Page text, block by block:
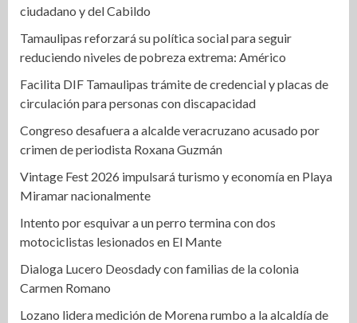
ciudadano y del Cabildo
Tamaulipas reforzará su política social para seguir
reduciendo niveles de pobreza extrema: Américo
Facilita DIF Tamaulipas trámite de credencial y placas de
circulación para personas con discapacidad
Congreso desafuera a alcalde veracruzano acusado por
crimen de periodista Roxana Guzmán
Vintage Fest 2026 impulsará turismo y economía en Playa
Miramar nacionalmente
Intento por esquivar a un perro termina con dos
motociclistas lesionados en El Mante
Dialoga Lucero Deosdady con familias de la colonia
Carmen Romano
Lozano lidera medición de Morena rumbo a la alcaldía de